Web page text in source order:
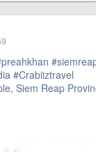
#Crabiiztravel
Siem Reap